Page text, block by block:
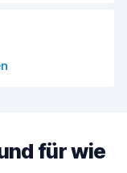
für wie